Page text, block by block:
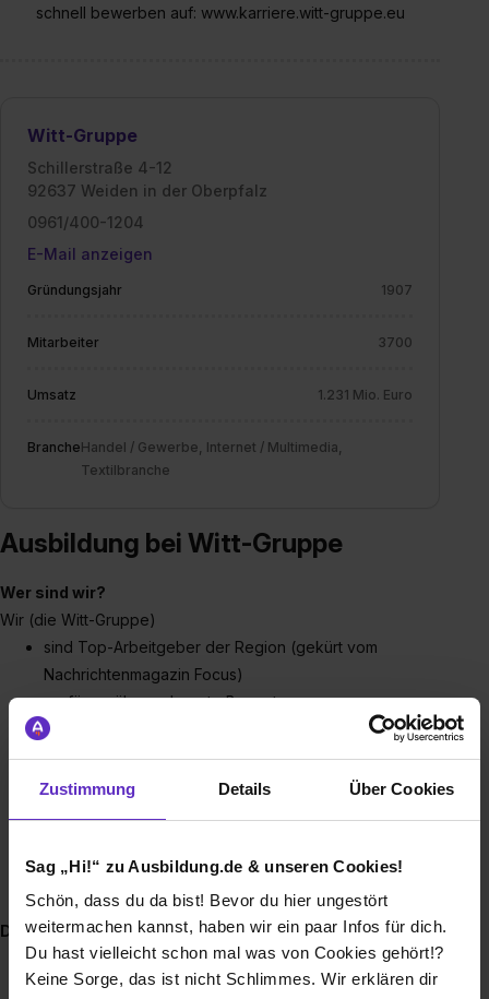
Zustimmung Details Über Cookies
Sag „Hi!“ zu Ausbildung.de & unseren Cookies!
Schön, dass du da bist! Bevor du hier ungestört
weitermachen kannst, haben wir ein paar Infos für dich.
Du hast vielleicht schon mal was von Cookies gehört!?
Keine Sorge, das ist nicht Schlimmes. Wir erklären dir
schnell bewerben auf: www.karriere.witt-gruppe.eu
Witt-Gruppe
Schillerstraße 4-12
92637 Weiden in der Oberpfalz
0961/400-1204
E-Mail anzeigen
Gründungsjahr 1907
Mitarbeiter 3700
Umsatz 1.231 Mio. Euro
BrancheHandel / Gewerbe, Internet / Multimedia,
Textilbranche
Ausbildung bei Witt-Gruppe
Wer sind wir?
Wir (die Witt-Gruppe)
sind Top-Arbeitgeber der Region (gekürt vom
Nachrichtenmagazin Focus)
verfügen über sehr gute Bewertungen von
momentanen und zukünftigen Auszubildenden
(https://www.kununu.com/de/witt-gruppe).
sind 3.700 Mitarbeiter*innen
sind für unsere Zielgruppe eines der führenden
textilen Omnichannel-Unternehmen
Die Vorteile einer Ausbildung bei der Witt-Gruppe
Persönlicher Buddy während der gesamten
Ausbildung